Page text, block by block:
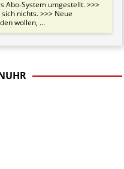
Abo-System umgestellt. >>>
nichts. >>> Neue
wollen, ...